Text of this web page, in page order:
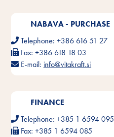
NABAVA - PURCHASE
Telephone:+386 616 51 27
Fax:+386 618 18 03
E-mail: info@vitakraft.si
FINANCE
Telephone:+385 1 6594 095
Fax:+385 1 6594 085